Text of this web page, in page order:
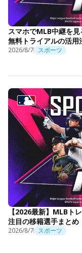
スマホでMLB中継を
無料トライアルの活用
2026/8/7 スポーツ
【2026最新】MLBト
注目の移籍選手まとめ
2026/8/7 スポーツ